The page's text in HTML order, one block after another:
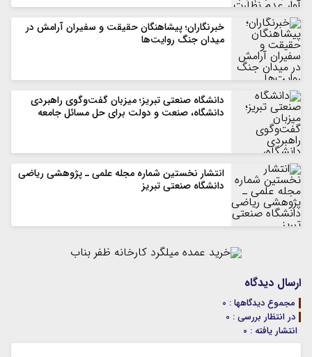
خبرنگاران؛ پیشاهنگان حقیقت و سفیران آرامش در
میدان جنگ روایت‌ها
دانشگاه صنعتی تبریز؛ میزبان گفت‌وگوی راهبردی
دانشگاه، صنعت و دولت برای حل مسائل جامعه
انتشار نخستین شماره مجله علمی ـ پژوهشی ریاضی
دانشگاه صنعتی تبریز
ارسال دیدگاه
مجموع دیدگاهها : 0
در انتظار بررسی : 0
انتشار یافته : 0